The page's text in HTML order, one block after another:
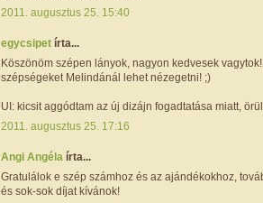
2011. augusztus 25. 15:40
egycsipet írta...
Köszönöm szépen lányok, nagyon kedvesek
szépségeket Melindánál lehet nézegetni! ;)
UI: kicsit aggódtam az új dizájn fogadtatása miatt,
2011. augusztus 25. 17:16
Angi Angéla írta...
Gratulálok e szép számhoz és az ajándékokhoz,
és sok-sok díjat kívánok!